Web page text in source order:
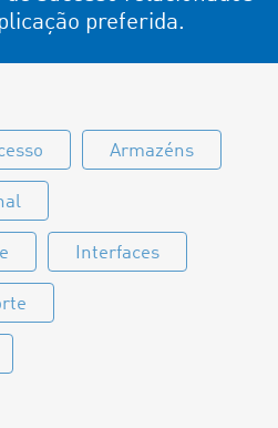
preferida.
Armazéns
Interfaces